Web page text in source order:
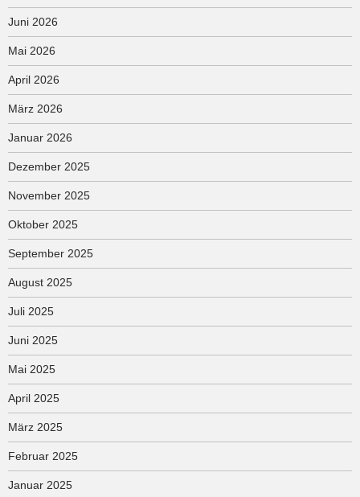
Juni 2026
Mai 2026
April 2026
März 2026
Januar 2026
Dezember 2025
November 2025
Oktober 2025
September 2025
August 2025
Juli 2025
Juni 2025
Mai 2025
April 2025
März 2025
Februar 2025
Januar 2025